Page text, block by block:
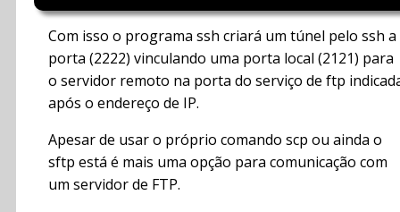
Com isso o programa ssh criará um túnel pelo ssh a
porta (2222) vinculando uma porta local (2121) para
o servidor remoto na porta do serviço de ftp
após o endereço de IP.
Apesar de usar o próprio comando scp ou ainda o
sftp está é mais uma opção para comunicação com
um servidor de FTP.